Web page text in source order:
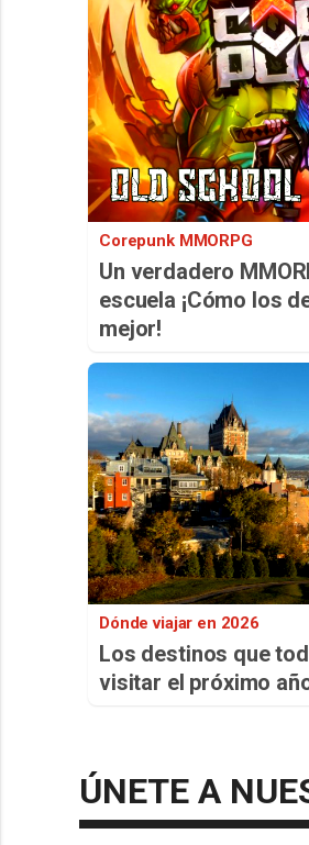
Corepunk MMORPG
Un verdadero
escuela ¡Cómo los
mejor!
Dónde viajar en 2026
Los destinos que
visitar el próximo
ÚNETE A